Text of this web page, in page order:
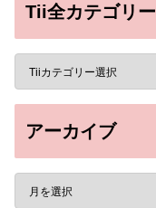
Tii全カテゴリー
アーカイブ